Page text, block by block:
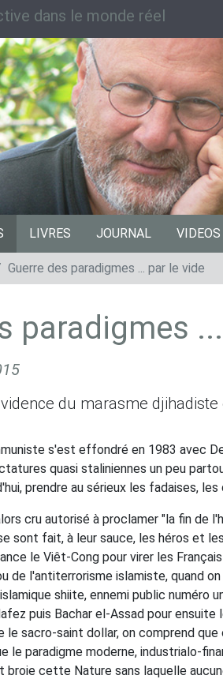
dans le monde réel
LIVRES JOURNAL VIDEOS
Guerre des paradigmes ... par le vide
paradigmes
du marasme
s'est effondré en 1983 avec
quasi staliniennes un peu
prendre au sérieux les fadaises,
cru autorisé à proclamer "la fin
sont fait, à leur sauce, les héros et
le Viêt-Cong pour virer les
de l'antiterrorisme islamiste, quand
shiite, ennemi public numéro
puis Bachar el-Assad pour
le sacro-saint dollar, on comprend
le paradigme moderne, industrialo-
cette Nature sans laquelle